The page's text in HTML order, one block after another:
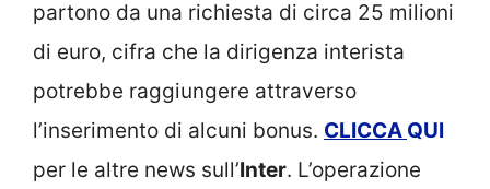
partono da una richiesta di circa 25 milioni
di euro, cifra che la dirigenza interista
potrebbe raggiungere attraverso
l’inserimento di alcuni bonus. CLICCA QUI
per le altre news sull’Inter. L’operazione